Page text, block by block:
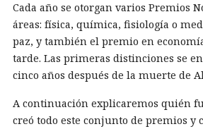
Cada año se otorgan varios Premios
áreas: física, química, fisiología o
paz, y también el premio en
tarde. Las primeras distinciones se
cinco años después de la muerte de
A continuación explicaremos quién
creó todo este conjunto de premios y